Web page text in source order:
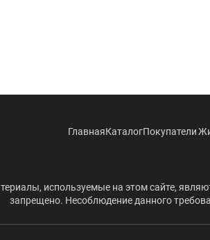
ГлавнаяКаталогПокупатели
используемые на этом сайте,
запрещено. Несоблюдение данного